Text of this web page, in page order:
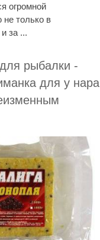
огромной
не только в
за ...
рыбалки -
для у нара